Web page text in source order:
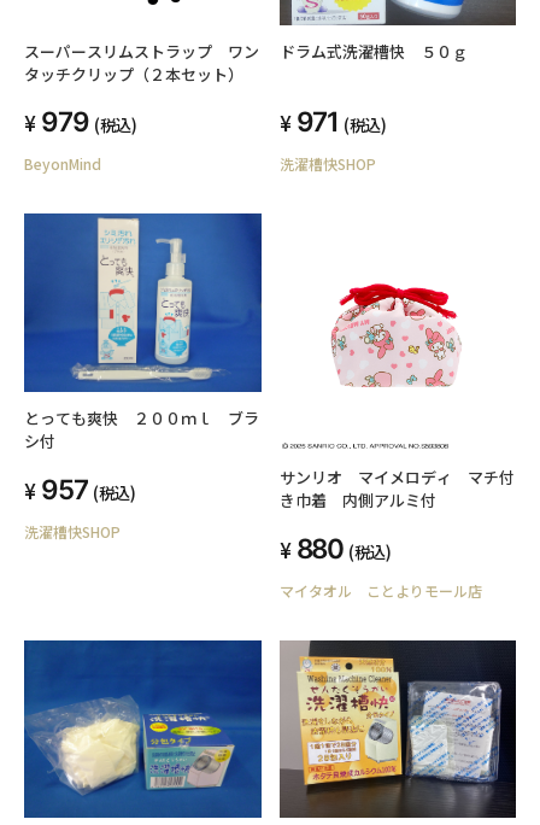
スーパースリムストラップ ワン
タッチクリップ（２本セット）
979 (税込)
BeyonMind
ドラム式洗濯槽快 ５０ｇ
971 (税込)
洗濯槽快SHOP
とっても爽快 ２００ｍｌ ブラ
シ付
957 (税込)
洗濯槽快SHOP
サンリオ マイメロディ マチ付
き巾着 内側アルミ付
880 (税込)
マイタオル ことよりモール店